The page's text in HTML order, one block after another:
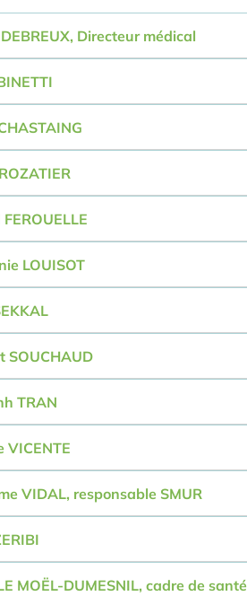
Directeur médical
LOUISOT
SOUCHAUD
TRAN
VICENTE
VIDAL, responsable SMUR
MOËL-DUMESNIL, cadre de santé